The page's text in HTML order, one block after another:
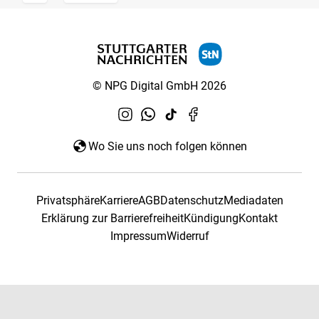
© NPG Digital GmbH 2026
Wo Sie uns noch folgen können
PrivatsphäreKarriereAGBDatenschutzMediadaten
Erklärung zur BarrierefreiheitKündigungKontakt
ImpressumWiderruf